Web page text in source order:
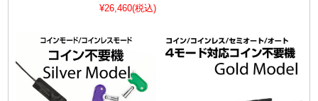
¥26,460(税込)